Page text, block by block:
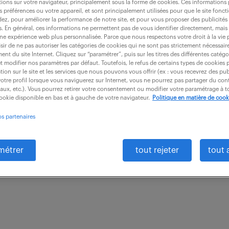
n2 (f/h)
(13) intérim 4 mois 27 000 € / an
suivantes : - L'accueil des utilisateurs en kiosque
d'assistance, dépannage, prêts - La préparation
sur votre navigateur, principalement sous la forme de cookies. Ces informations
préférences ou votre appareil, et sont principalement utilisées pour que le site
pour améliorer la performance de notre site, et pour vous proposer des publicités
En général, ces informations ne permettent pas de vous identifier directement,
expérience web plus personnalisée. Parce que nous respectons votre droit à la vie
de ne pas autoriser les catégories de cookies qui ne sont pas strictement
du site Internet. Cliquez sur “paramétrer”, puis sur les titres des différentes
modifier nos paramètres par défaut. Toutefois, le refus de certains types de cookies
sur le site et les services que nous pouvons vous offrir (ex : vous recevrez des
profil lorsque vous naviguerez sur Internet, vous ne pourrez pas partager du
etc.). Vous pourrez retirer votre consentement ou modifier votre paramétrage à
disponible en bas et à gauche de votre navigateur.
Politique en matière de
partenaires
tout rejeter tout